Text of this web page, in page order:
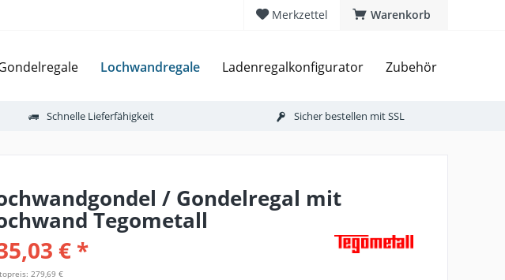
Warenkorb
Merkzettel
Lochwandregale Ladenregalkonfigurator Zubehör
Schnelle Lieferfähigkeit Sicher bestellen mit SSL
/ Gondelregal mit
Tegometall
€ *
279,69 €